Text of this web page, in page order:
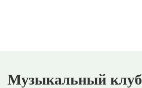
Музыкальный клуб